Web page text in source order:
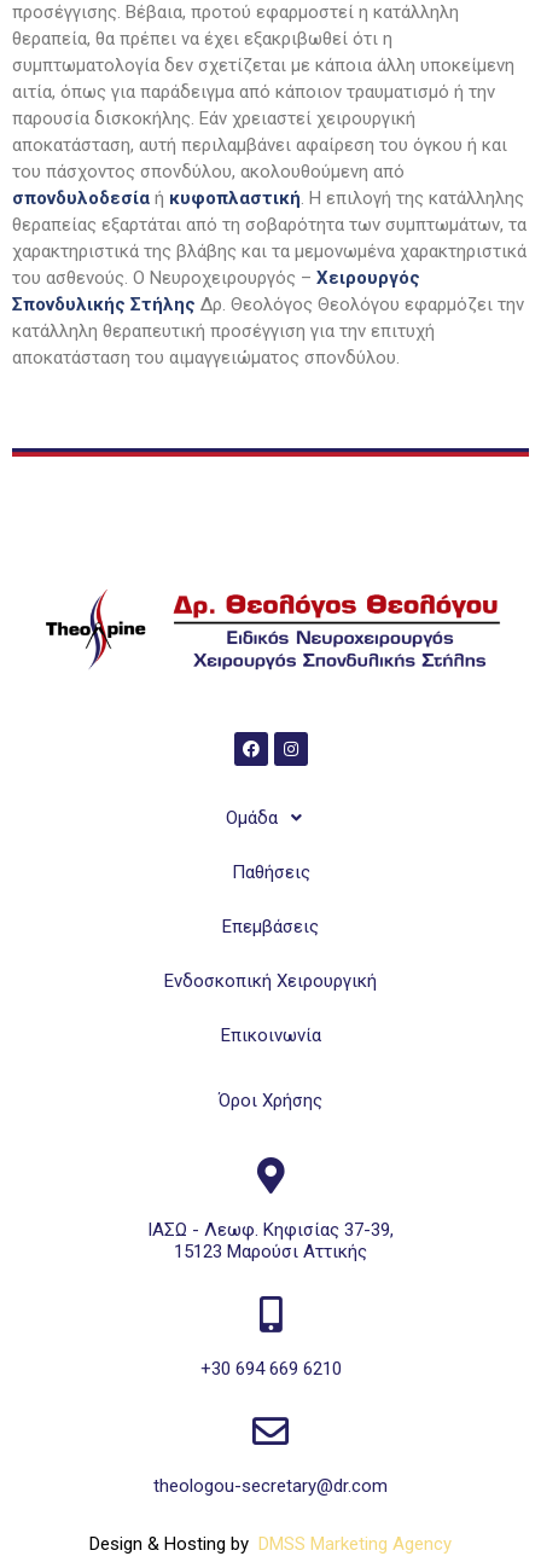
προσέγγισης. Βέβαια, προτού εφαρμοστεί η κατάλληλη
θεραπεία, θα πρέπει να έχει εξακριβωθεί ότι η
συμπτωματολογία δεν σχετίζεται με κάποια άλλη υποκείμενη
αιτία, όπως για παράδειγμα από κάποιον τραυματισμό ή την
παρουσία δισκοκήλης. Εάν χρειαστεί χειρουργική
αποκατάσταση, αυτή περιλαμβάνει αφαίρεση του όγκου ή και
του πάσχοντος σπονδύλου, ακολουθούμενη από
σπονδυλοδεσία ή κυφοπλαστική. Η επιλογή της κατάλληλης
θεραπείας εξαρτάται από τη σοβαρότητα των συμπτωμάτων, τα
χαρακτηριστικά της βλάβης και τα μεμονωμένα χαρακτηριστικά
του ασθενούς. Ο Νευροχειρουργός – Χειρουργός
Σπονδυλικής Στήλης Δρ. Θεολόγος Θεολόγου εφαρμόζει την
κατάλληλη θεραπευτική προσέγγιση για την επιτυχή
αποκατάσταση του αιμαγγειώματος σπονδύλου.
Ομάδα
Παθήσεις
Επεμβάσεις
Ενδοσκοπική Χειρουργική
Επικοινωνία
Όροι Χρήσης
ΙΑΣΩ - Λεωφ. Κηφισίας 37-39,
15123 Μαρούσι Αττικής
+30 694 669 6210
theologou-secretary@dr.com
Design & Hosting by DMSS Marketing Agency